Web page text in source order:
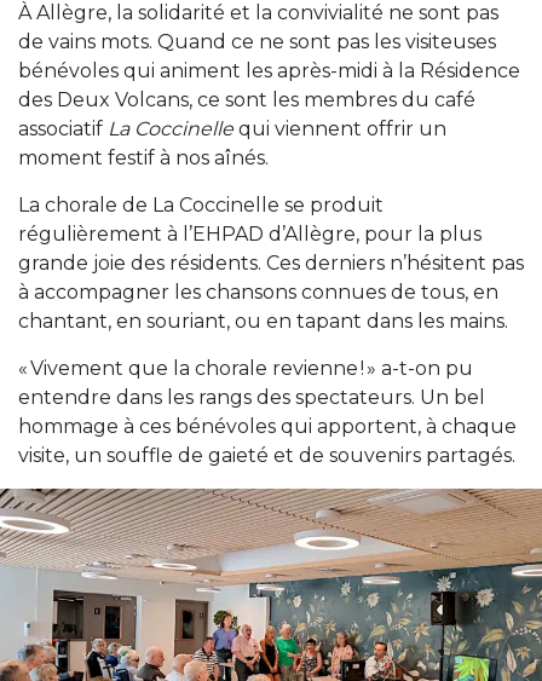
À Allègre, la solidarité et la convivialité ne sont pas
de vains mots. Quand ce ne sont pas les visiteuses
bénévoles qui animent les après-midi à la Résidence
des Deux Volcans, ce sont les membres du café
associatif La Coccinellequi viennent offrir un
moment festif à nos aînés.
La chorale de La Coccinelle se produit
régulièrement à l’EHPAD d’Allègre, pour la plus
grande joie des résidents. Ces derniers n’hésitent pas
à accompagner les chansons connues de tous, en
chantant, en souriant, ou en tapant dans les mains.
« Vivement que la chorale revienne ! » a-t-on pu
entendre dans les rangs des spectateurs. Un bel
hommage à ces bénévoles qui apportent, à chaque
visite, un souffle de gaieté et de souvenirs partagés.